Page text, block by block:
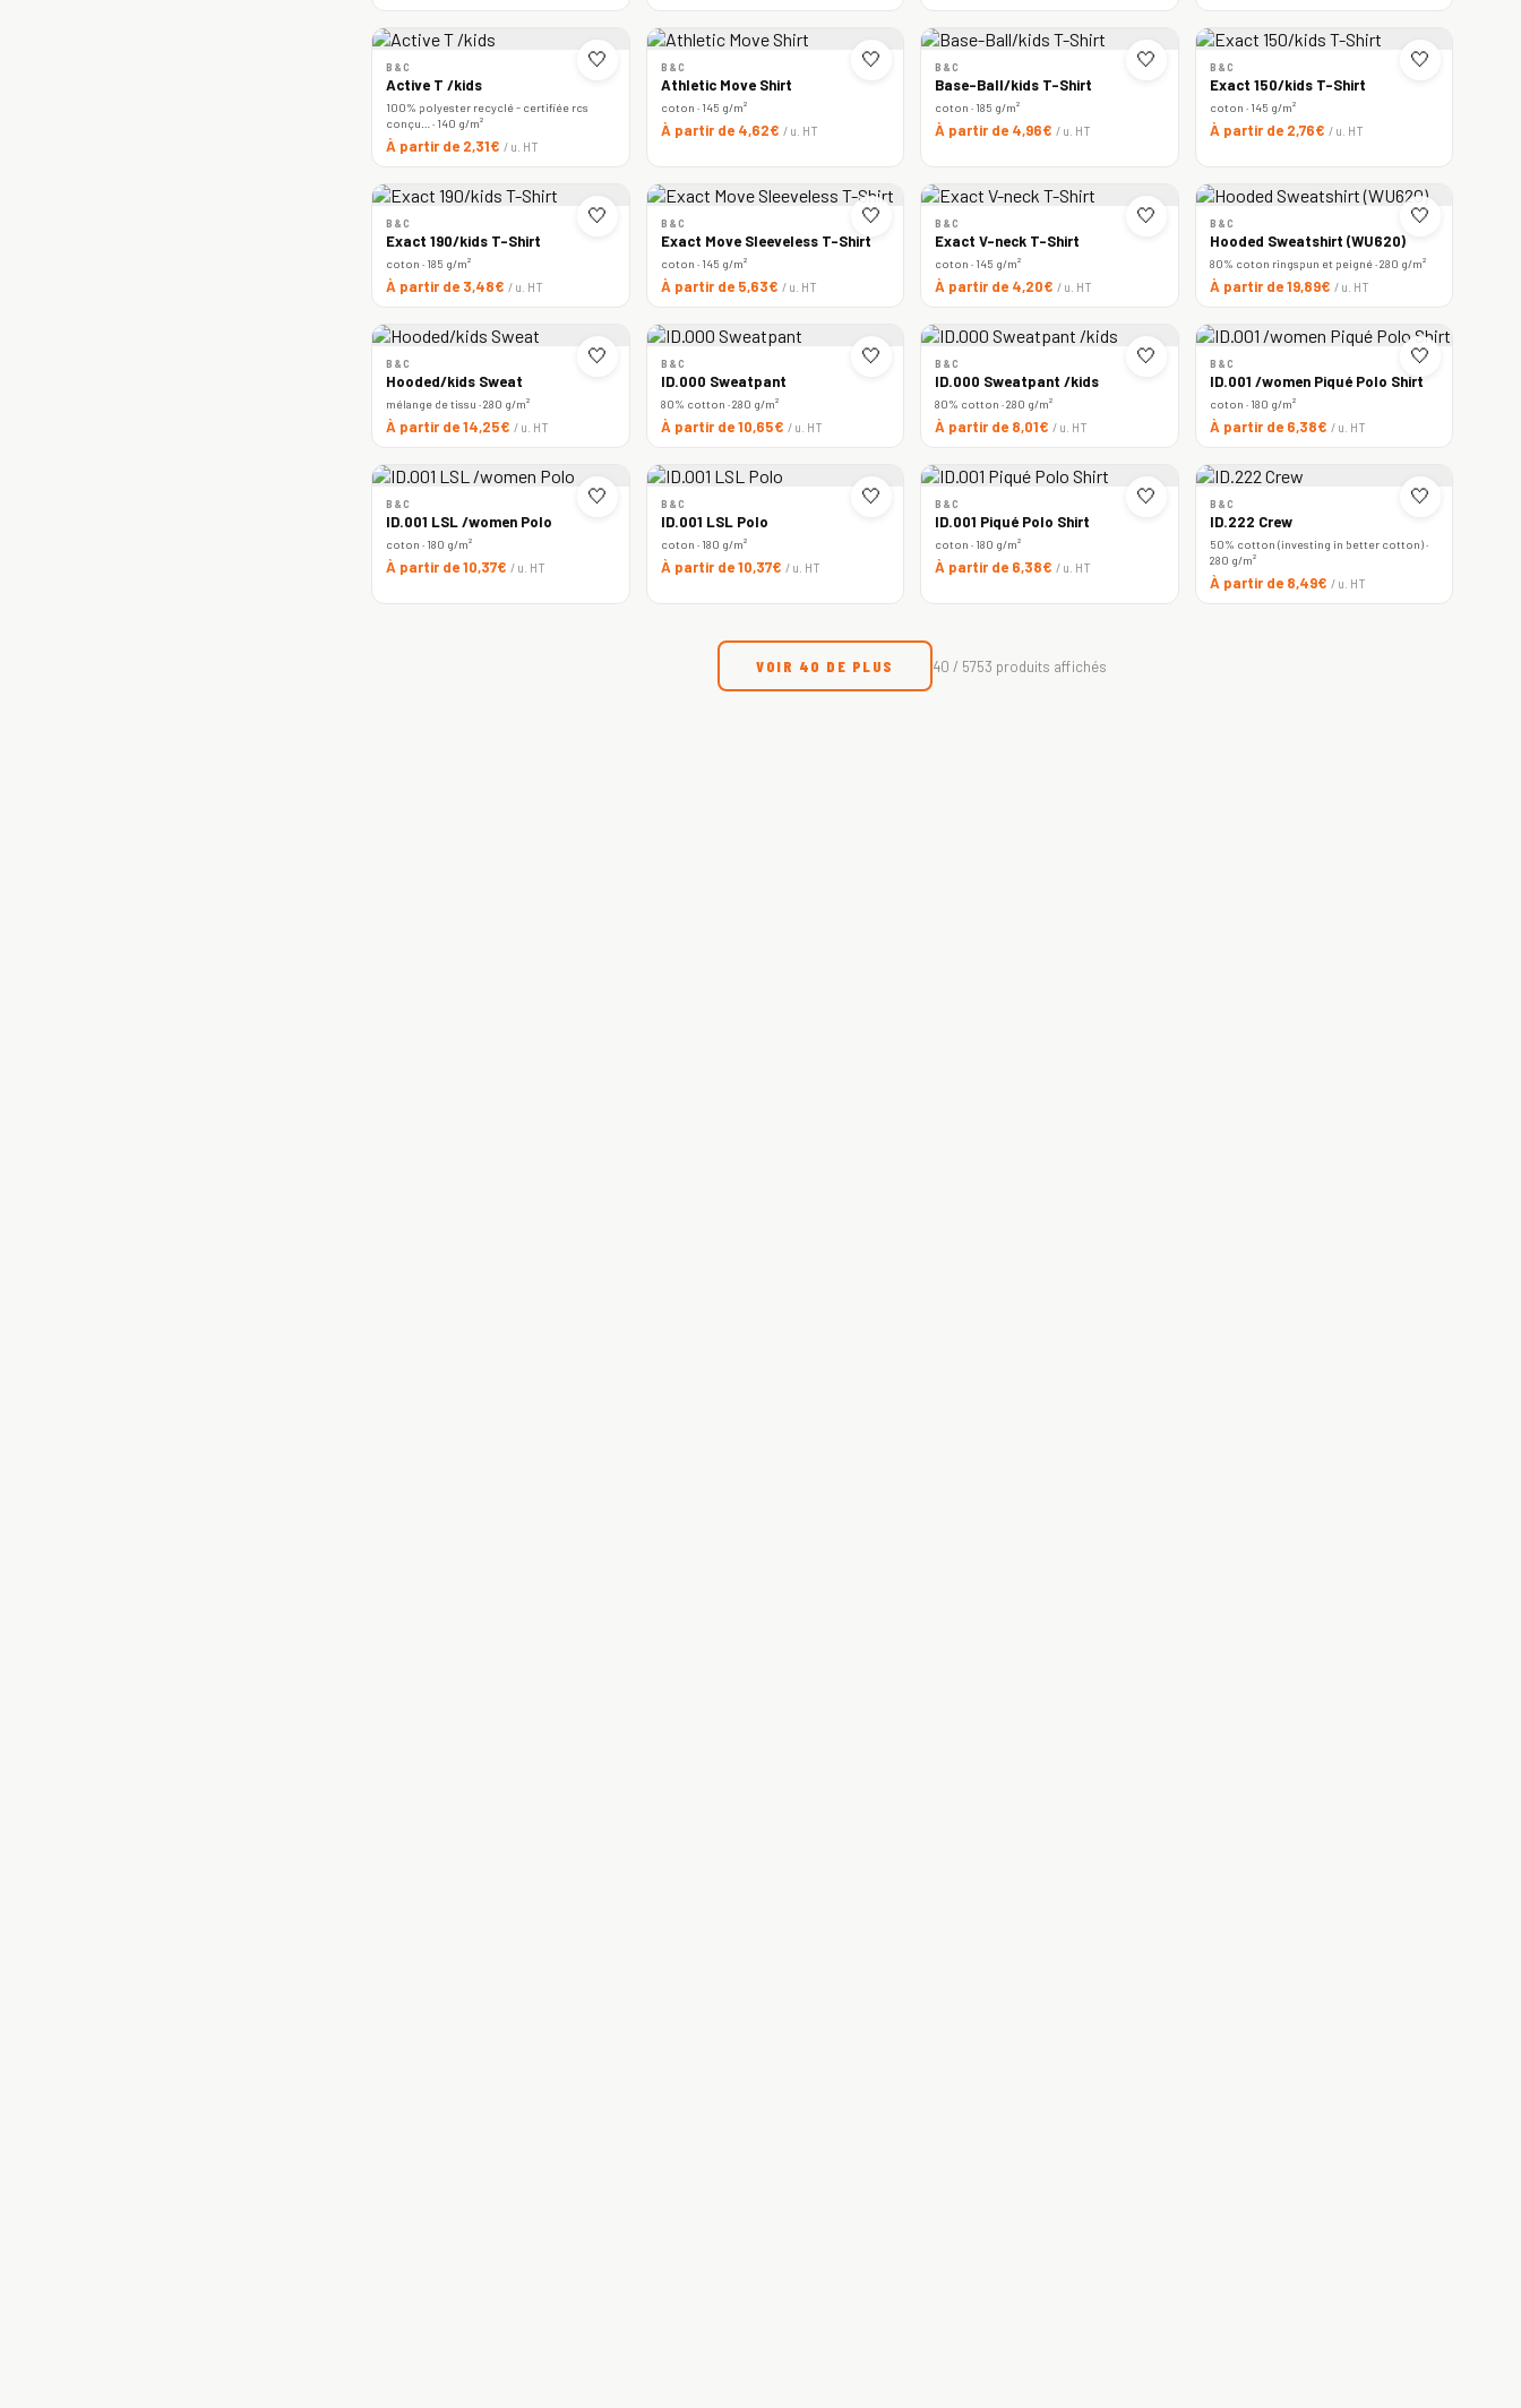
🤍
B&C
Active T /kids
100% polyester recyclé - certifiée rcs
conçu… · 140 g/m²
À partir de 2,31€ / u. HT
🤍
B&C
Athletic Move Shirt
coton · 145 g/m²
À partir de 4,62€ / u. HT
🤍
B&C
Base-Ball/kids T-Shirt
coton · 185 g/m²
À partir de 4,96€ / u. HT
🤍
B&C
Exact 150/kids T-Shirt
coton · 145 g/m²
À partir de 2,76€ / u. HT
🤍
B&C
Exact 190/kids T-Shirt
coton · 185 g/m²
À partir de 3,48€ / u. HT
🤍
B&C
Exact Move Sleeveless T-Shirt
coton · 145 g/m²
À partir de 5,63€ / u. HT
🤍
B&C
Exact V-neck T-Shirt
coton · 145 g/m²
À partir de 4,20€ / u. HT
🤍
B&C
Hooded Sweatshirt (WU620)
80% coton ringspun et peigné · 280 g/m²
À partir de 19,89€ / u. HT
🤍
B&C
Hooded/kids Sweat
mélange de tissu · 280 g/m²
À partir de 14,25€ / u. HT
🤍
B&C
ID.000 Sweatpant
80% cotton · 280 g/m²
À partir de 10,65€ / u. HT
🤍
B&C
ID.000 Sweatpant /kids
80% cotton · 280 g/m²
À partir de 8,01€ / u. HT
🤍
B&C
ID.001 /women Piqué Polo Shirt
coton · 180 g/m²
À partir de 6,38€ / u. HT
🤍
B&C
ID.001 LSL /women Polo
coton · 180 g/m²
À partir de 10,37€ / u. HT
🤍
B&C
ID.001 LSL Polo
coton · 180 g/m²
À partir de 10,37€ / u. HT
🤍
B&C
ID.001 Piqué Polo Shirt
coton · 180 g/m²
À partir de 6,38€ / u. HT
🤍
B&C
ID.222 Crew
50% cotton (investing in better cotton) ·
280 g/m²
À partir de 8,49€ / u. HT
VOIR 40 DE PLUS 40 / 5753 produits affichés